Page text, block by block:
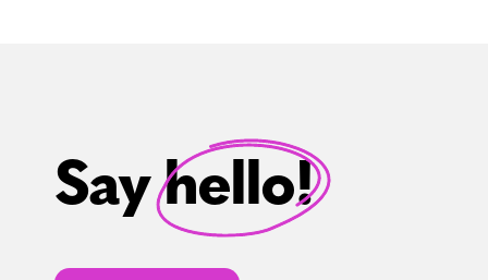
Say hello!